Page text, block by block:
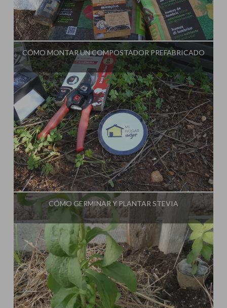
Influencer:La Huerta de Iván
CÓMO MONTAR UN COMPOSTADOR PREFABRICADO
Influencer:La Huerta de Iván
CÓMO GERMINAR Y PLANTAR STEVIA